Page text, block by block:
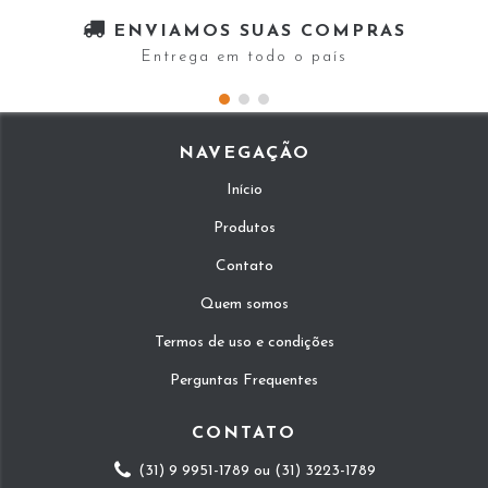
ENVIAMOS SUAS COMPRAS
Entrega em todo o país
NAVEGAÇÃO
Início
Produtos
Contato
Quem somos
Termos de uso e condições
Perguntas Frequentes
CONTATO
(31) 9 9951-1789 ou (31) 3223-1789